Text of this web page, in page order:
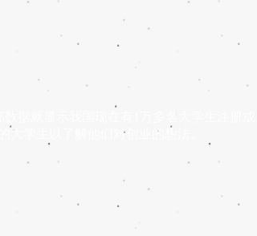
大学生以了解他们对创业的想法。